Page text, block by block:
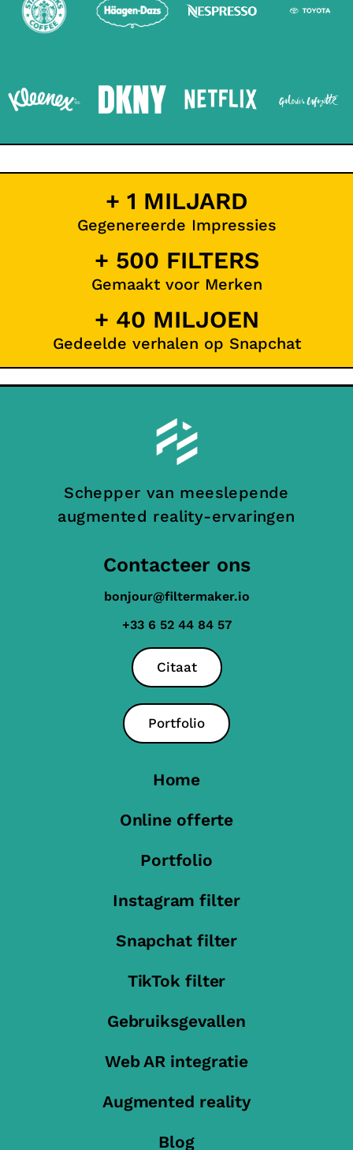
+ 1 MILJARD
Gegenereerde Impressies
+ 500 FILTERS
Gemaakt voor Merken
+ 40 MILJOEN
Gedeelde verhalen op Snapchat
Schepper van meeslepende
augmented reality-ervaringen
Contacteer ons
bonjour@filtermaker.io
+33 6 52 44 84 57
Citaat
Portfolio
Home
Online offerte
Portfolio
Instagram filter
Snapchat filter
TikTok filter
Gebruiksgevallen
Web AR integratie
Augmented reality
Blog